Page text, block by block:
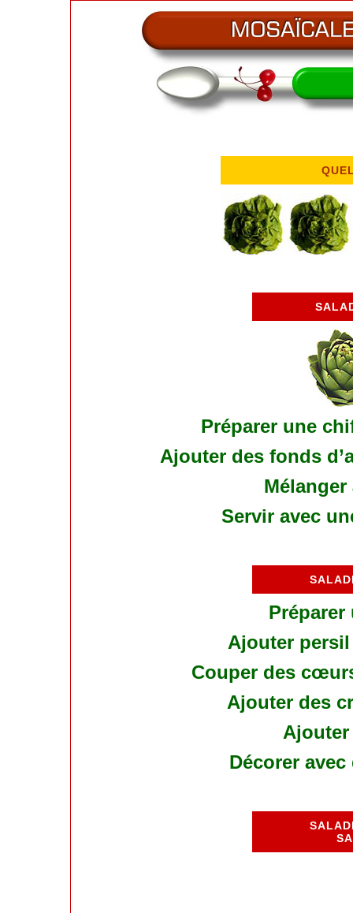
Préparer une
Ajouter des fonds
Servir avec
Préparer
Ajouter
Couper des
Ajouter des
Ajouter
Décorer